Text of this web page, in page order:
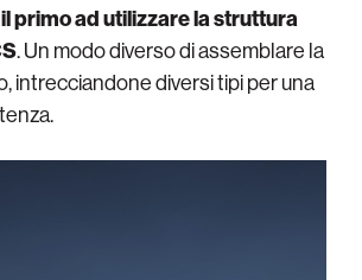
primo ad utilizzare la struttura
. Un modo diverso di assemblare la
intrecciandone diversi tipi per una